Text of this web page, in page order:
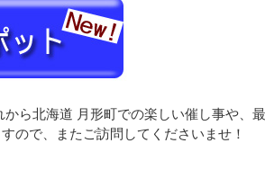
から北海道 月形町での楽しい催し事や、
ので、またご訪問してくださいませ！